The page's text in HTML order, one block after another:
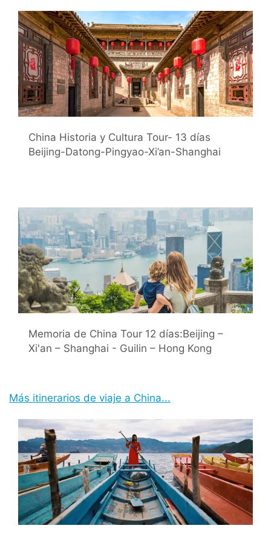
China Historia y Cultura Tour- 13 días
Beijing-Datong-Pingyao-Xi’an-Shanghai
Memoria de China Tour 12 días:Beijing –
Xi'an – Shanghai - Guilin – Hong Kong
Más itinerarios de viaje a China...